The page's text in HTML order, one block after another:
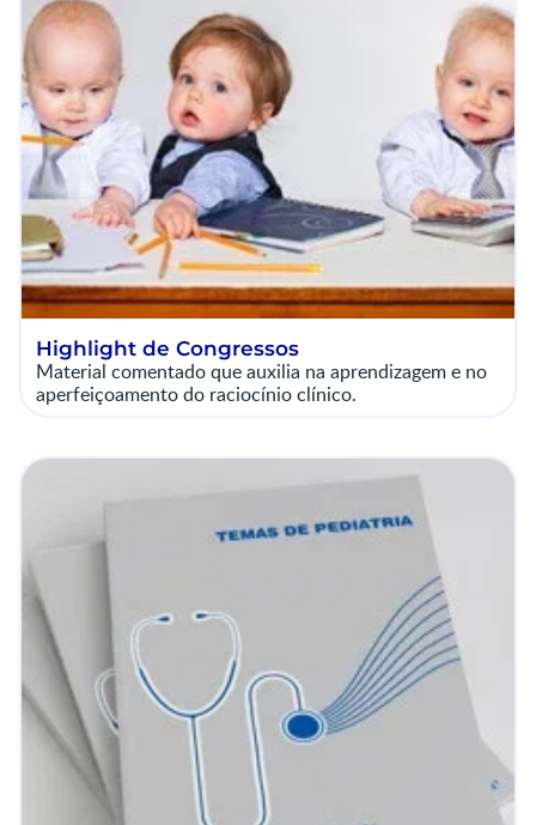
Highlight de Congressos
Material comentado que auxilia na aprendizagem e no
aperfeiçoamento do raciocínio clínico.